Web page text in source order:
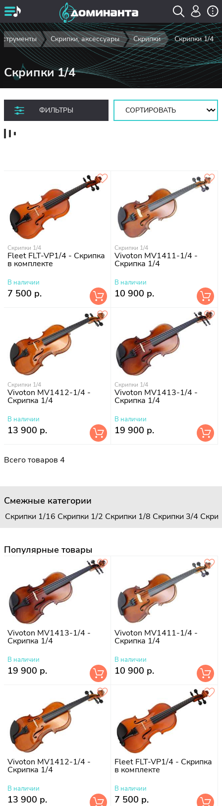
Скрипки, аксессуары Скрипки Скрипки 1/4
Скрипки 1/4
ФИЛЬТРЫ
Сортировать:
Скрипки 1/4
Fleet FLT-VP1/4 - Скрипка
в комплекте
В наличии
7 500 р.
Скрипки 1/4
Vivoton MV1411-1/4 -
Скрипка 1/4
В наличии
10 900 р.
Скрипки 1/4
Vivoton MV1412-1/4 -
Скрипка 1/4
В наличии
13 900 р.
Скрипки 1/4
Vivoton MV1413-1/4 -
Скрипка 1/4
В наличии
19 900 р.
Всего товаров 4
Смежные категории
Скрипки 1/16 Скрипки 1/2 Скрипки 1/8 Скрипки 3/4
Популярные товары
Vivoton MV1413-1/4 -
Скрипка 1/4
В наличии
19 900 р.
Vivoton MV1411-1/4 -
Скрипка 1/4
В наличии
10 900 р.
Vivoton MV1412-1/4 -
Скрипка 1/4
В наличии
13 900 р.
Fleet FLT-VP1/4 - Скрипка
в комплекте
В наличии
7 500 р.